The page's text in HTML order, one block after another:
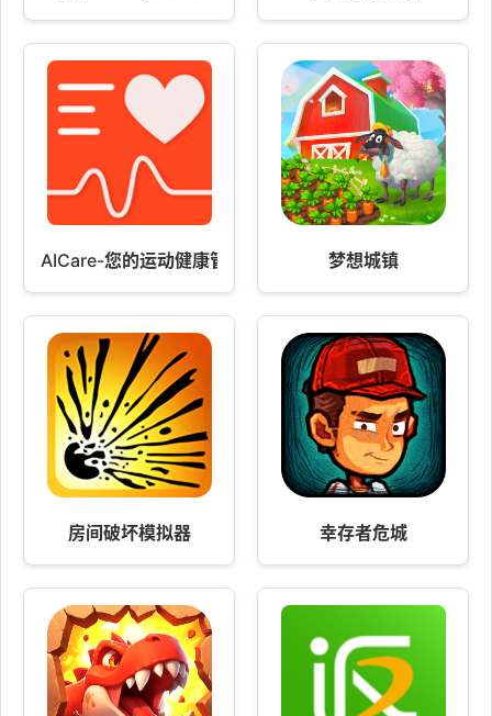
AICare-您的运动健康管家 梦想城镇
房间破坏模拟器 幸存者危城